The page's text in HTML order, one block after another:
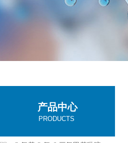
产品中心
PRODUCTS